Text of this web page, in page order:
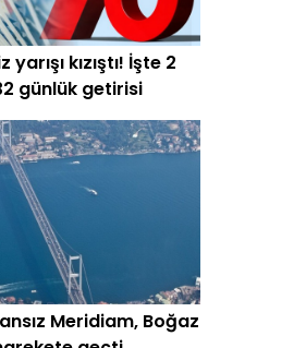
kızıştı! İşte 2
günlük getirisi
Meridiam, Boğaz